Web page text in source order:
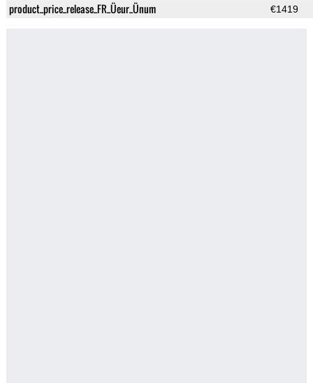
product_price_release_FR_Üeur_Ünum €1419